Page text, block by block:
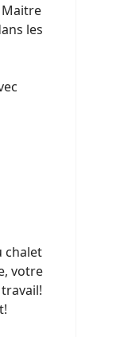
Maitre
les
chalet
votre